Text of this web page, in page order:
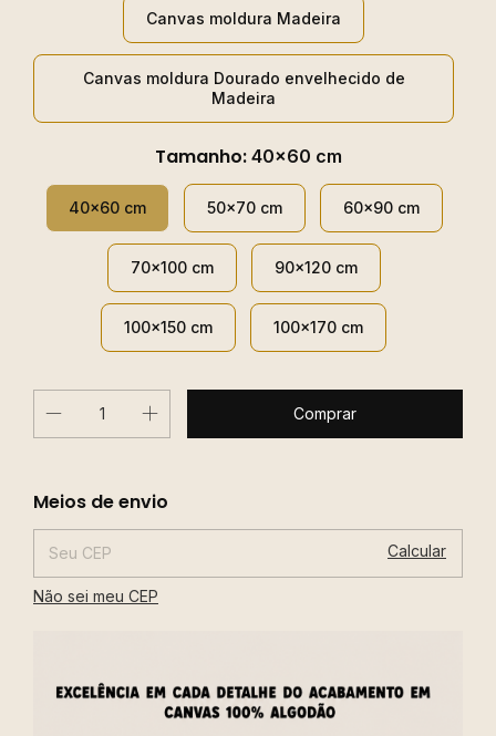
Canvas moldura Madeira
Canvas moldura Dourado envelhecido de
Madeira
Tamanho: 40x60 cm
40x60 cm 50x70 cm 60x90 cm
70x100 cm 90x120 cm
100x150 cm 100x170 cm
Entregas para o CEP:
Meios de envio
Calcular
Não sei meu CEP